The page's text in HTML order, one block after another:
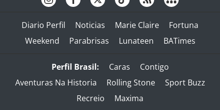
Diario Perfil Noticias Marie Claire
Fortuna
Weekend
Parabrisas Lunateen BATimes
Perfil Brasil: Caras
Contigo
Aventuras Na Historia
Rolling Stone
Sport Buzz
Recreio
Maxima